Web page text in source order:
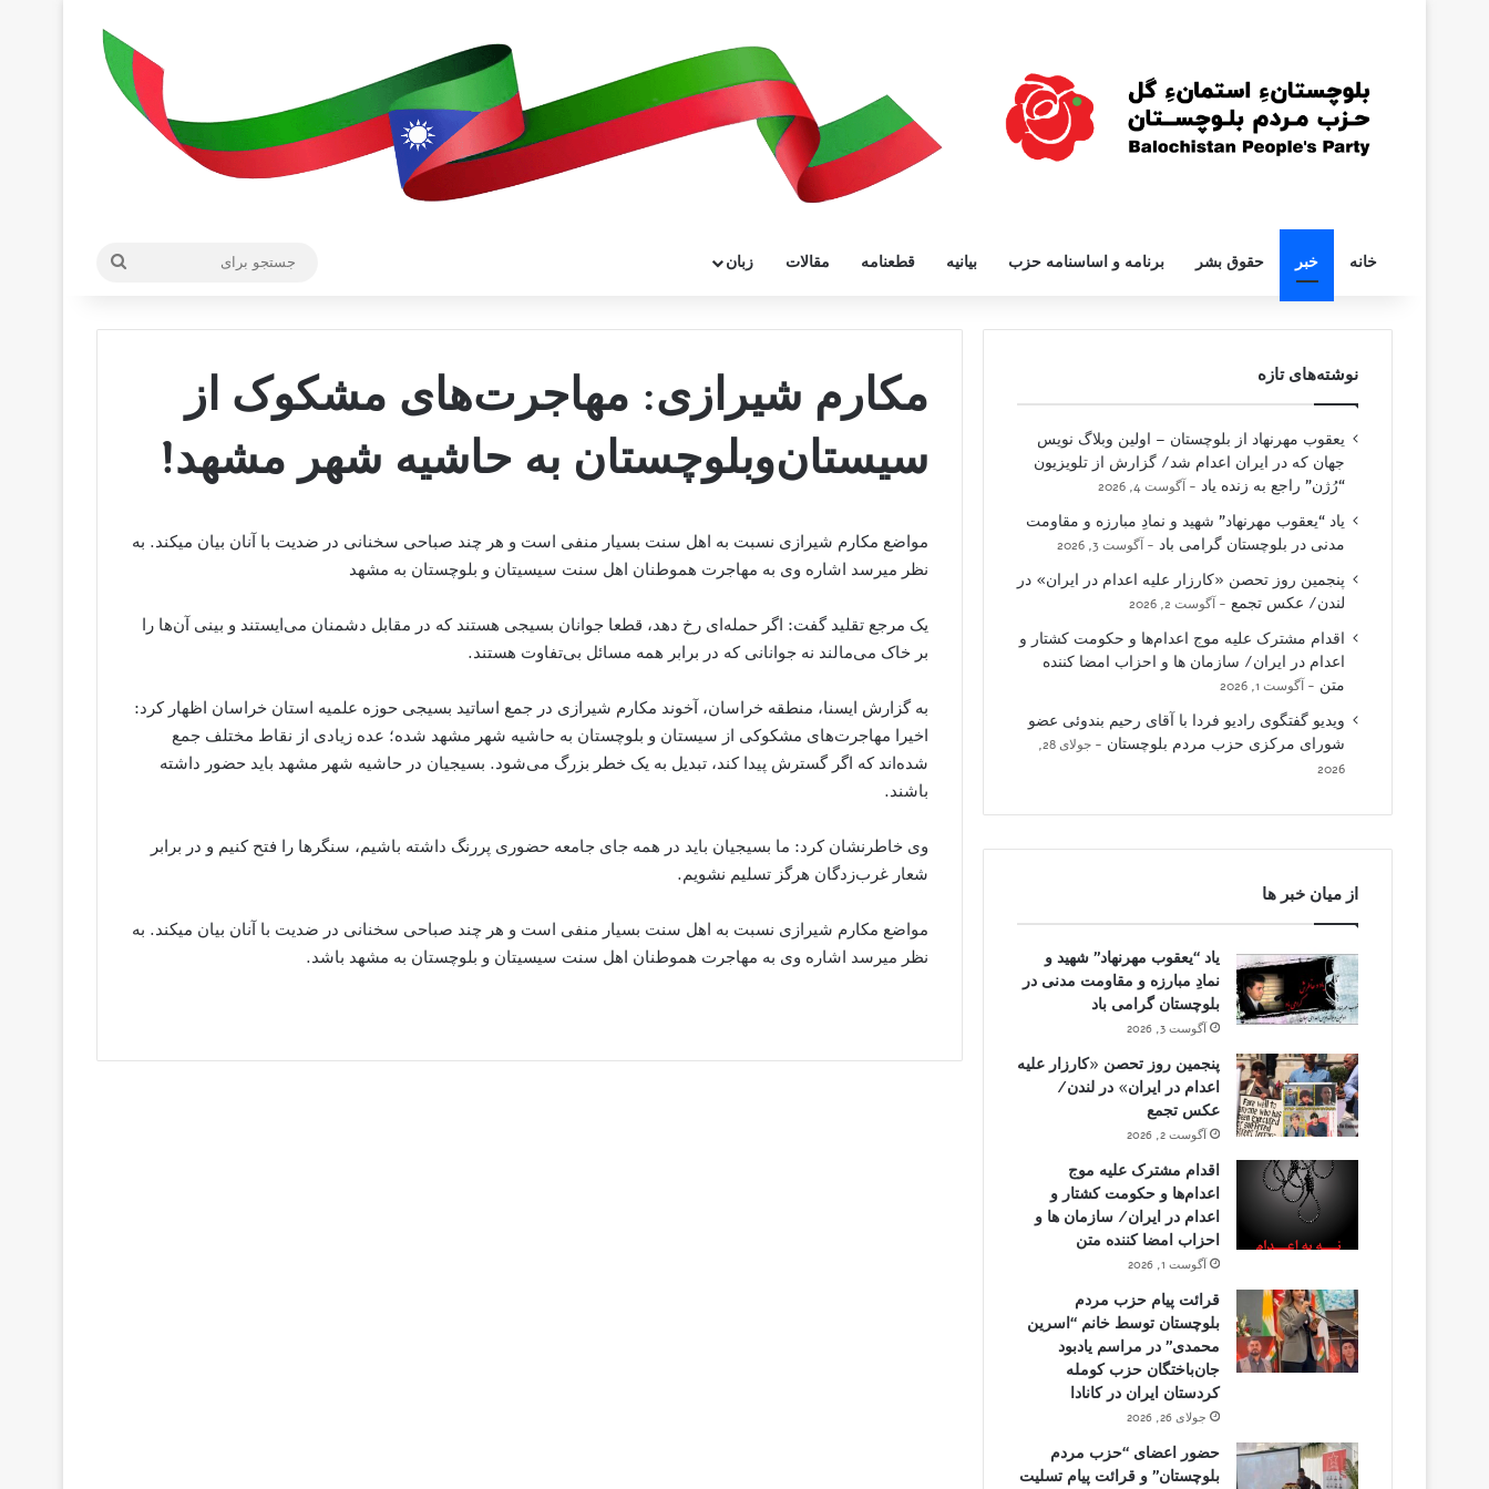
خانه خبر حقوق بشر برنامه و اساسنامه حزب بیانیه قطعنامه مقالات زبان
مکارم شیرازی: مهاجرت‌های مشکوک از
سیستان‌و‌بلوچستان به حاشیه شهر مشهد!
مواضع مکارم شیرازی نسبت به اهل سنت بسیار منفی است و هر چند صباحی سخنانی در ضدیت با آنان بیان میکند. به
نظر میرسد اشاره وی به مهاجرت هموطنان اهل سنت سیسیتان و بلوچستان به مشهد
‌یک مرجع تقلید گفت: اگر حمله‌ای رخ دهد، قطعا جوانان بسیجی هستند که در مقابل دشمنان می‌ایستند و بینی آن‌ها را
بر خاک می‌مالند نه جوانانی که در برابر همه مسائل بی‌تفاوت هستند.
به گزارش ایسنا، منطقه خراسان، آخوند مکارم شیرازی در جمع اساتید بسیجی حوزه علمیه استان خراسان اظهار کرد:
اخیرا مهاجرت‌های مشکوکی از سیستان و بلوچستان به حاشیه شهر مشهد شده؛ عده زیادی از نقاط مختلف جمع
شده‌اند که اگر گسترش پیدا کند، تبدیل به یک خطر بزرگ می‌شود. بسیجیان در حاشیه شهر مشهد باید حضور داشته
باشند.
وی خاطرنشان کرد: ما بسیجیان باید در همه جای جامعه حضوری پررنگ داشته باشیم، سنگرها را فتح کنیم و در برابر
شعار غرب‌زدگان هرگز تسلیم نشویم.
مواضع مکارم شیرازی نسبت به اهل سنت بسیار منفی است و هر چند صباحی سخنانی در ضدیت با آنان بیان میکند. به
نظر میرسد اشاره وی به مهاجرت هموطنان اهل سنت سیسیتان و بلوچستان به مشهد باشد.
نوشته‌های تازه
یعقوب مهرنهاد از بلوچستان – اولین وبلاگ نویس
جهان که در ایران اعدام شد/ گزارش از تلویزیون
“رُژن” راجع به زنده یاد
آگوست 4, 2026
یاد “یعقوب مهرنهاد” شهید و نمادِ مبارزه و مقاومت
مدنی در بلوچستان گرامی باد
آگوست 3, 2026
پنجمین روز تحصن «کارزار علیه اعدام در ایران» در
لندن/ عکس تجمع
آگوست 2, 2026
اقدام مشترک علیه موج اعدام‌ها و حکومت کشتار و
اعدام در ایران/ سازمان ها و احزاب امضا کننده
متن
آگوست 1, 2026
ویدیو گفتگوی رادیو فردا با آقای رحیم بندوئی عضو
شورای مرکزی حزب مردم بلوچستان
جولای 28,
2026
از میان خبر ها
یاد “یعقوب مهرنهاد” شهید و
نمادِ مبارزه و مقاومت مدنی در
بلوچستان گرامی باد
آگوست 3, 2026
پنجمین روز تحصن «کارزار علیه
اعدام در ایران» در لندن/
عکس تجمع
آگوست 2, 2026
اقدام مشترک علیه موج
اعدام‌ها و حکومت کشتار و
اعدام در ایران/ سازمان ها و
احزاب امضا کننده متن
آگوست 1, 2026
قرائت پیام حزب مردم
بلوچستان توسط خانم “اسرین
محمدی” در مراسم یادبود
جان‌باختگان حزب کومله
کردستان ایران در کانادا
جولای 26, 2026
حضور اعضای “حزب مردم
بلوچستان” و قرائت پیام تسلیت